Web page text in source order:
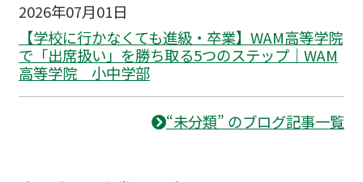
2026年07月01日
【学校に行かなくても進級・卒業】WAM高等学院
で「出席扱い」を勝ち取る5つのステップ｜WAM
高等学院 小中学部
“未分類” のブログ記事一覧